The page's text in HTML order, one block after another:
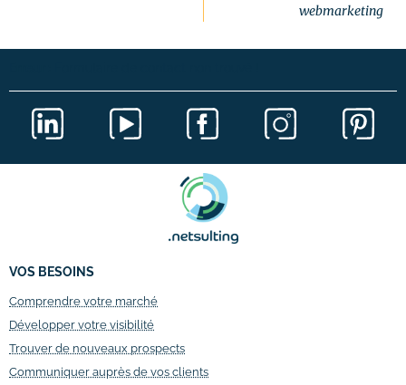
webmarketing
VOS BESOINS
Comprendre votre marché
Développer votre visibilité
Trouver de nouveaux prospects
Communiquer auprès de vos clients